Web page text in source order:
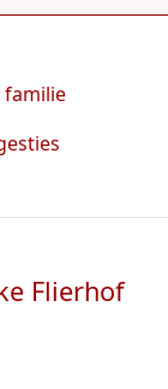
familie
Flierhof